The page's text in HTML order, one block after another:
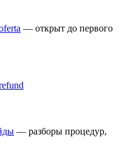
— открыт до первого
— разборы процедур,